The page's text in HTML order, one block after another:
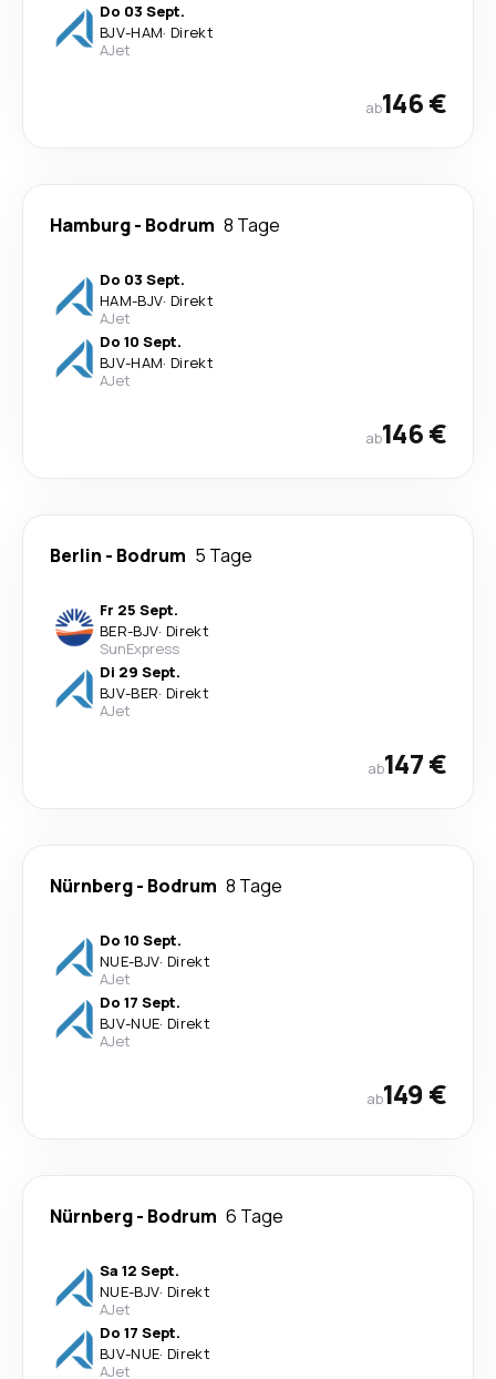
Do 03 Sept.
BJV-HAM· Direkt
AJet
ab146 €
Hamburg- Bodrum 8 Tage
Do 03 Sept.
HAM-BJV· Direkt
AJet
Do 10 Sept.
BJV-HAM· Direkt
AJet
ab146 €
Berlin - Bodrum 5 Tage
Fr 25 Sept.
BER-BJV· Direkt
SunExpress
Di 29 Sept.
BJV-BER· Direkt
AJet
ab147 €
Nürnberg- Bodrum 8 Tage
Do 10 Sept.
NUE-BJV· Direkt
AJet
Do 17 Sept.
BJV-NUE· Direkt
AJet
ab149 €
Nürnberg- Bodrum 6 Tage
Sa 12 Sept.
NUE-BJV· Direkt
AJet
Do 17 Sept.
BJV-NUE· Direkt
AJet